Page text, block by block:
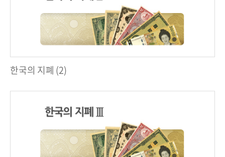
한국의 지폐 (2)